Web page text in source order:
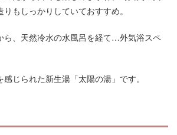
もしっかりしていておすすめ。
ら、天然冷水の水風呂を経て…外気浴スペ
じられた新生湯「太陽の湯」です。